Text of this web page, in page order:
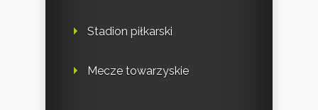
Stadion piłkarski
Mecze towarzyskie